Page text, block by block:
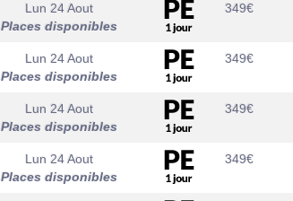
Lun 24 Aout
Places disponibles
349€
Lun 24 Aout
Places disponibles
349€
Lun 24 Aout
Places disponibles
349€
Lun 24 Aout
Places disponibles
349€